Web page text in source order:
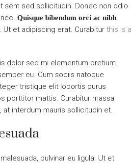
sem sed sollicitudin. Donec non odio
Quisque bibendum orci ac nibh
et adipiscing erat. Curabitur this is a
dolor sed mi elementum pretium.
eu. Cum sociis natoque
tristique elit lobortis purus
porttitor mattis. Curabitur massa
at interdum mauris sollicitudin et.
pulvinar eu ligula. Ut et